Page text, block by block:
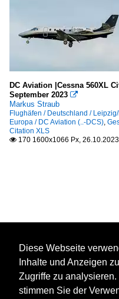
DC Aviation |Cessna 560XL
September 2023 
Markus Straub
Flughäfen / Deutschland /
Europa / DC Aviation (..-DCS),
Citation XLS
 170 1600x1066 Px, 26.10.2023
Diese Webseite
Inhalte und Anzeigen
Zugriffe zu
stimmen Sie der